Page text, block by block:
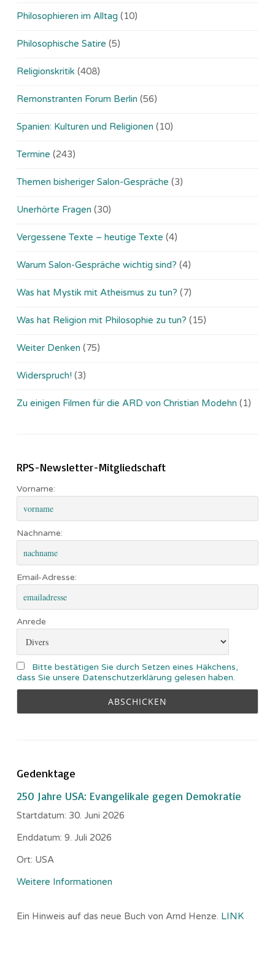
Philosophieren im Alltag (10)
Philosophische Satire (5)
Religionskritik (408)
Remonstranten Forum Berlin (56)
Spanien: Kulturen und Religionen (10)
Termine (243)
Themen bisheriger Salon-Gespräche (3)
Unerhörte Fragen (30)
Vergessene Texte – heutige Texte (4)
Warum Salon-Gespräche wichtig sind? (4)
Was hat Mystik mit Atheismus zu tun? (7)
Was hat Religion mit Philosophie zu tun? (15)
Weiter Denken (75)
Widerspruch! (3)
Zu einigen Filmen für die ARD von Christian Modehn (1)
RPS-Newsletter-Mitgliedschaft
Vorname:
Nachname:
Email-Adresse:
Anrede
Bitte bestätigen Sie durch Setzen eines Häkchens,
dass Sie unsere Datenschutzerklärung gelesen haben.
Gedenktage
250 Jahre USA: Evangelikale gegen Demokratie
Startdatum: 30. Juni 2026
Enddatum: 9. Juli 2026
Ort: USA
Weitere Informationen
Ein Hinweis auf das neue Buch von Arnd Henze. LINK